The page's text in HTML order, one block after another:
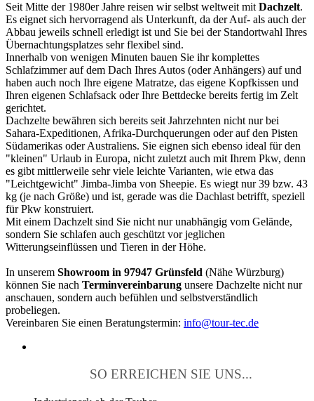
Seit Mitte der 1980er Jahre reisen wir selbst weltweit mit Dachzelt.
Es eignet sich hervorragend als Unterkunft, da der Auf- als auch der
Abbau jeweils schnell erledigt ist und Sie bei der Standortwahl Ihres
Übernachtungsplatzes sehr flexibel sind.
Innerhalb von wenigen Minuten bauen Sie ihr komplettes
Schlafzimmer auf dem Dach Ihres Autos (oder Anhängers) auf und
haben auch noch Ihre eigene Matratze, das eigene Kopfkissen und
Ihren eigenen Schlafsack oder Ihre Bettdecke bereits fertig im Zelt
gerichtet.
Dachzelte bewähren sich bereits seit Jahrzehnten nicht nur bei
Sahara-Expeditionen, Afrika-Durchquerungen oder auf den Pisten
Südamerikas oder Australiens. Sie eignen sich ebenso ideal für den
"kleinen" Urlaub in Europa, nicht zuletzt auch mit Ihrem Pkw, denn
es gibt mittlerweile sehr viele leichte Varianten, wie etwa das
"Leichtgewicht" Jimba-Jimba von Sheepie. Es wiegt nur 39 bzw. 43
kg (je nach Größe) und ist, gerade was die Dachlast betrifft, speziell
für Pkw konstruiert.
Mit einem Dachzelt sind Sie nicht nur unabhängig vom Gelände,
sondern Sie schlafen auch geschützt vor jeglichen
Witterungseinflüssen und Tieren in der Höhe.
In unserem Showroom in 97947 Grünsfeld (Nähe Würzburg)
können Sie nach Terminvereinbarung unsere Dachzelte nicht nur
anschauen, sondern auch befühlen und selbstverständlich
probeliegen.
Vereinbaren Sie einen Beratungstermin: info@tour-tec.de
SO ERREICHEN SIE UNS...